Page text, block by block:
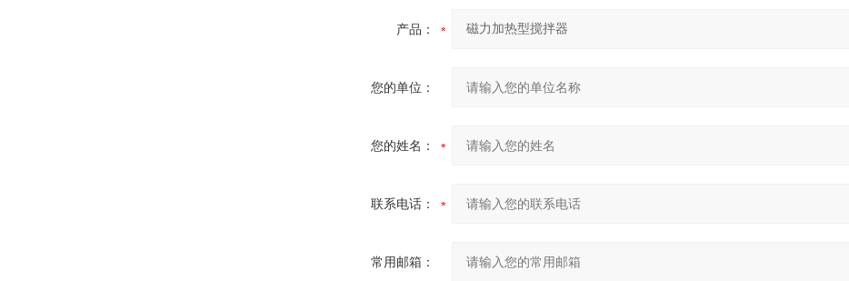
产品：
您的单位：
您的姓名：
联系电话：
常用邮箱：